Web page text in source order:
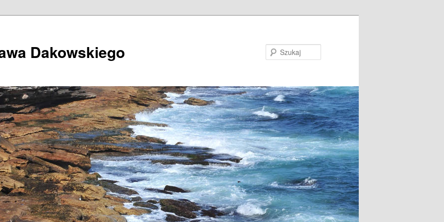
Dakowskiego